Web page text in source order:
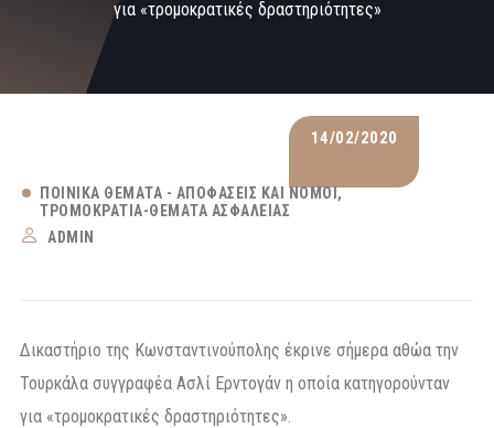
για «τρομοκρατικές δραστηριότητες»
14/02/2020
ΠΟΙΝΙΚΆ ΘΈΜΑΤΑ - ΑΠΟΦΆΣΕΙΣ ΚΑΙ ΝΌΜΟΙ
ΤΡΟΜΟΚΡΑΤΊΑ-ΘΈΜΑΤΑ ΑΣΦΆΛΕΙΑΣ
ADMIN
Δικαστήριο της Κωνσταντινούπολης έκρινε σήμερα αθώα την
Τουρκάλα συγγραφέα Ασλί Ερντογάν η οποία κατηγορούνταν
για «τρομοκρατικές δραστηριότητες».